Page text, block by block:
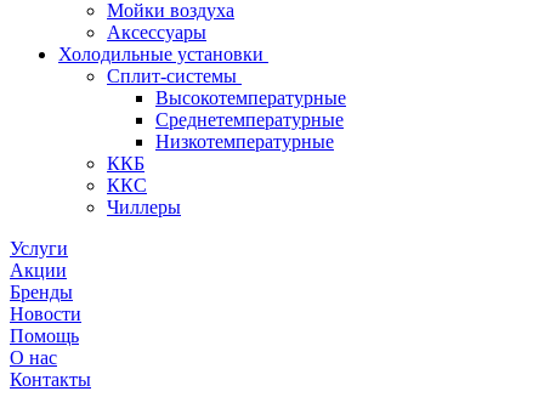
Мойки воздуха
Аксессуары
Холодильные установки
Сплит-системы
Высокотемпературные
Среднетемпературные
Низкотемпературные
ККБ
ККС
Чиллеры
Услуги
Акции
Бренды
Новости
Помощь
О нас
Контакты